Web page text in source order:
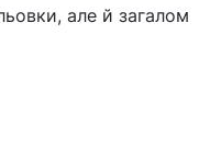
але й загалом